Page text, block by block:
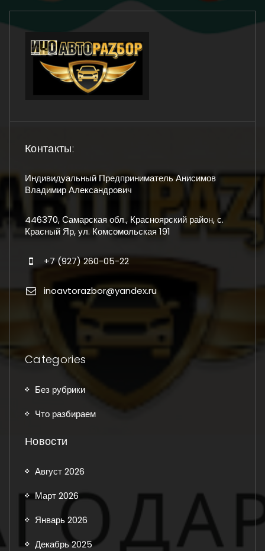
Контакты:
Индивидуальный Предприниматель Анисимов
Владимир Александрович
446370, Самарская обл., Красноярский район, с.
Красный Яр, ул. Комсомольская 191
+7 (927) 260-05-22
inoavtorazbor@yandex.ru
Categories
Без рубрики
Что разбираем
Новости
Август 2026
Март 2026
Январь 2026
Декабрь 2025